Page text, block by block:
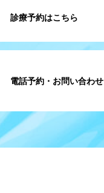
診療予約はこちら
電話予約・お問い合わせ